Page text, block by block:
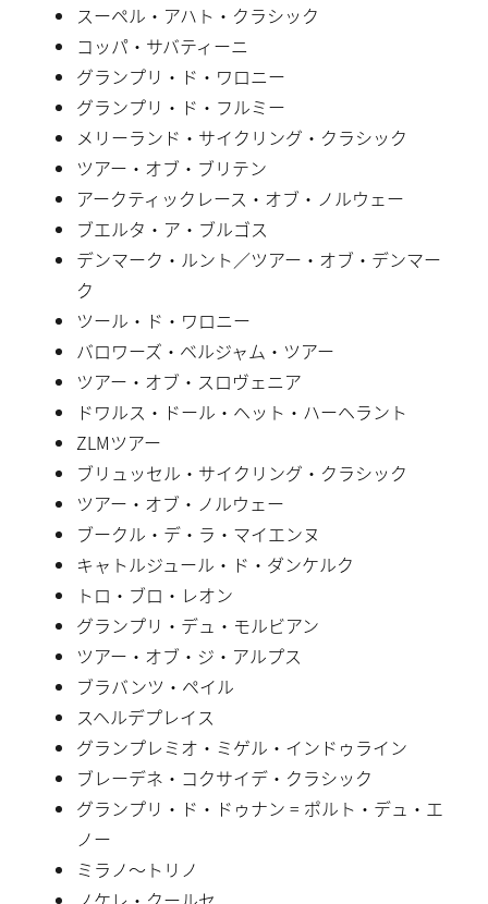
スーペル・アハト・クラシック
コッパ・サバティーニ
グランプリ・ド・ワロニー
グランプリ・ド・フルミー
メリーランド・サイクリング・クラシック
ツアー・オブ・ブリテン
アークティックレース・オブ・ノルウェー
ブエルタ・ア・ブルゴス
デンマーク・ルント／ツアー・オブ・デンマー
ク
ツール・ド・ワロニー
バロワーズ・ベルジャム・ツアー
ツアー・オブ・スロヴェニア
ドワルス・ドール・ヘット・ハーヘラント
ZLMツアー
ブリュッセル・サイクリング・クラシック
ツアー・オブ・ノルウェー
ブークル・デ・ラ・マイエンヌ
キャトルジュール・ド・ダンケルク
トロ・ブロ・レオン
グランプリ・デュ・モルビアン
ツアー・オブ・ジ・アルプス
ブラバンツ・ペイル
スヘルデプレイス
グランプレミオ・ミゲル・インドゥライン
ブレーデネ・コクサイデ・クラシック
グランプリ・ド・ドゥナン = ポルト・デュ・エ
ノー
ミラノ〜トリノ